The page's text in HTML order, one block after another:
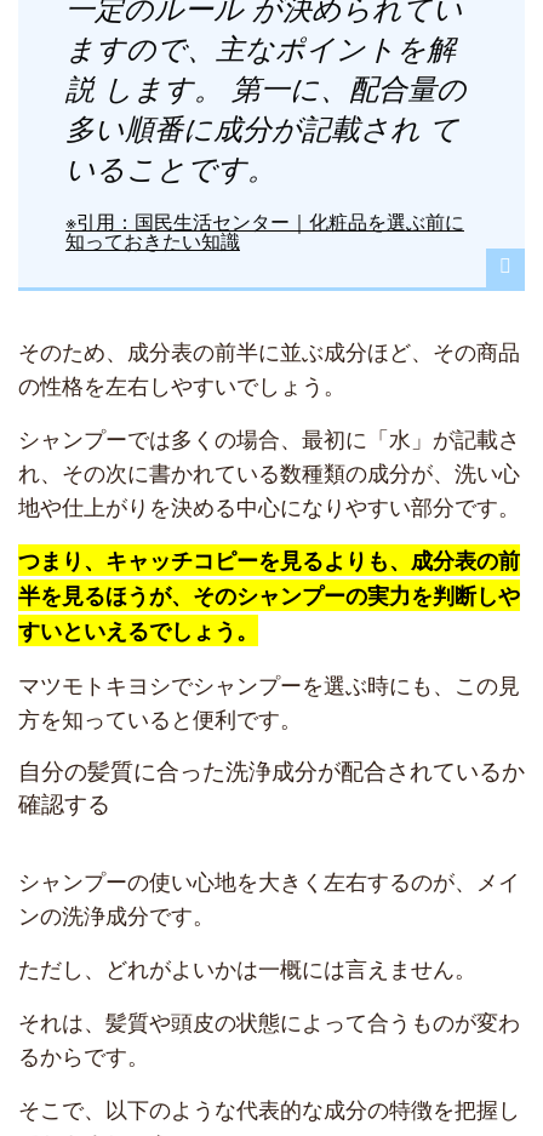
ますので、主なポイントを解
説 します。 第一に、配合量の
多い順番に成分が記載され て
いることです。
※引用：国民生活センター｜化粧品を選ぶ前に
知っておきたい知識
そのため、成分表の前半に並ぶ成分ほど、その商品
の性格を左右しやすいでしょう。
シャンプーでは多くの場合、最初に「水」が記載さ
れ、その次に書かれている数種類の成分が、洗い心
地や仕上がりを決める中心になりやすい部分です。
つまり、キャッチコピーを見るよりも、成分表の前
半を見るほうが、そのシャンプーの実力を判断しや
すいといえるでしょう。
マツモトキヨシでシャンプーを選ぶ時にも、この見
方を知っていると便利です。
自分の髪質に合った洗浄成分が配合されているか
確認する
シャンプーの使い心地を大きく左右するのが、メイ
ンの洗浄成分です。
ただし、どれがよいかは一概には言えません。
それは、髪質や頭皮の状態によって合うものが変わ
るからです。
そこで、以下のような代表的な成分の特徴を把握し